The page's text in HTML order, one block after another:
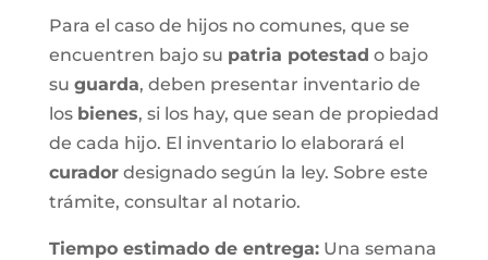
Para el caso de hijos no comunes, que se
encuentren bajo su patria potestad o bajo
su guarda, deben presentar inventario de
los bienes, si los hay, que sean de propiedad
de cada hijo. El inventario lo elaborará el
curadordesignado según la ley. Sobre este
trámite, consultar al notario.
Tiempo estimado de entrega:Una semana